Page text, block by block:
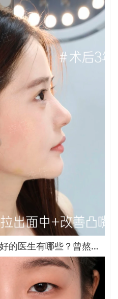
2026年西安做鼻子比较好的医生有哪些？曾熬、霍玉旺、房志强、蒋立、刘宝军哪个更好？